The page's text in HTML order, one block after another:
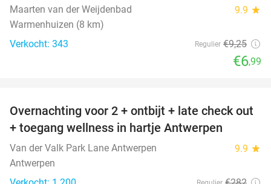
Maarten van der Weijdenbad 9.9 star
Warmenhuizen (8 km)
Verkocht: 343
Regulier €9,25
€6,99
59%
Overnachting voor 2 + ontbijt + late check out
+ toegang wellness in hartje Antwerpen
Van der Valk Park Lane Antwerpen 9.9 star
Antwerpen